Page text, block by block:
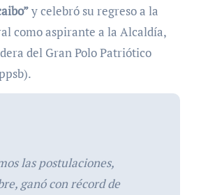
y celebró su regreso a la
como aspirante a la Alcaldía,
del Gran Polo Patriótico
las postulaciones,
ganó con récord de